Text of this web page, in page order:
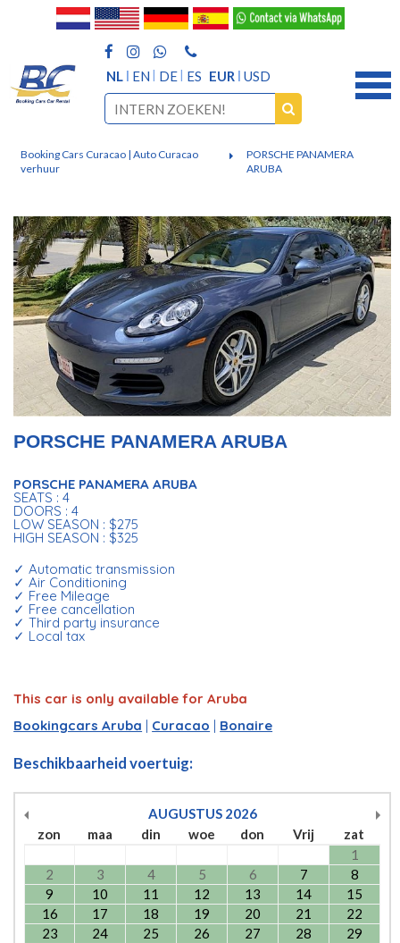
NL EN DE ES EUR USD
Booking Cars Curacao | Auto Curacao
verhuur
PORSCHE PANAMERA
ARUBA
PORSCHE PANAMERA ARUBA
PORSCHE PANAMERA ARUBA
SEATS : 4
DOORS : 4
LOW SEASON : $275
HIGH SEASON : $325
✓ Automatic transmission
✓ Air Conditioning
✓ Free Mileage
✓ Free cancellation
✓ Third party insurance
✓ Local tax
This car is only available for Aruba
Bookingcars Aruba | Curacao | Bonaire
Beschikbaarheid voertuig:
AUGUSTUS 2026
zon
maa din woe don Vrij
zat
1
2
3 4 5 6 7
8
9
10 11 12 13 14
15
16
17 18 19 20 21
22
23
24 25 26 27 28
29